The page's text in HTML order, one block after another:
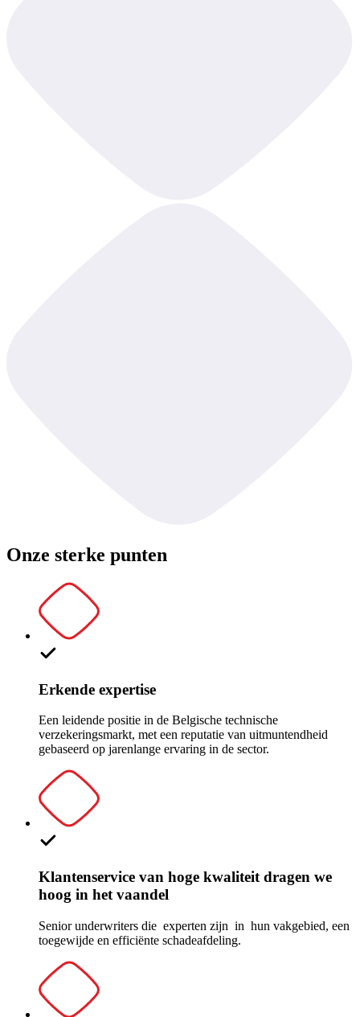
Onze sterke punten
Erkende expertise
Een leidende positie in de Belgische technische
verzekeringsmarkt, met een reputatie van uitmuntendheid
gebaseerd op jarenlange ervaring in de sector.
Klantenservice van hoge kwaliteit dragen we
hoog in het vaandel
Senior underwriters die experten zijn in hun vakgebied, een
toegewijde en efficiënte schadeafdeling.